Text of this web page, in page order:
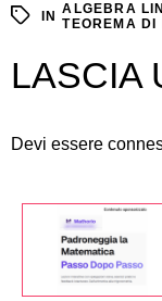
IN ALGEBRA
TEOREMA DI
LASCIA
Devi essere